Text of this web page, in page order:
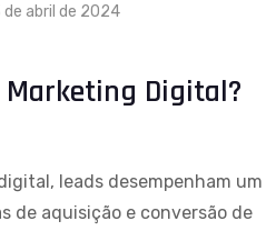
de abril de 2024
Marketing Digital?
leads desempenham um
de aquisição e conversão de